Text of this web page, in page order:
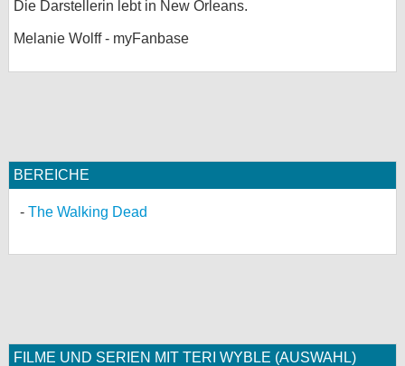
Die Darstellerin lebt in New Orleans.
Melanie Wolff - myFanbase
BEREICHE
The Walking Dead
FILME UND SERIEN MIT TERI WYBLE (AUSWAHL)